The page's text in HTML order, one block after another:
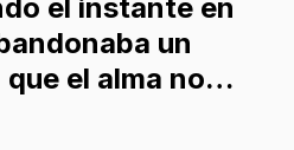
el instante en
un
el alma no…